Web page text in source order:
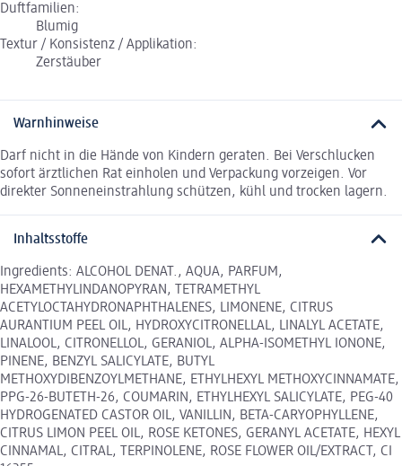
Duftfamilien:
Blumig
Textur / Konsistenz / Applikation:
Zerstäuber
Warnhinweise
Darf nicht in die Hände von Kindern geraten. Bei Verschlucken
sofort ärztlichen Rat einholen und Verpackung vorzeigen. Vor
direkter Sonneneinstrahlung schützen, kühl und trocken lagern.
Inhaltsstoffe
Ingredients: ALCOHOL DENAT., AQUA, PARFUM,
HEXAMETHYLINDANOPYRAN, TETRAMETHYL
ACETYLOCTAHYDRONAPHTHALENES, LIMONENE, CITRUS
AURANTIUM PEEL OIL, HYDROXYCITRONELLAL, LINALYL ACETATE,
LINALOOL, CITRONELLOL, GERANIOL, ALPHA-ISOMETHYL IONONE,
PINENE, BENZYL SALICYLATE, BUTYL
METHOXYDIBENZOYLMETHANE, ETHYLHEXYL METHOXYCINNAMATE,
PPG-26-BUTETH-26, COUMARIN, ETHYLHEXYL SALICYLATE, PEG-40
HYDROGENATED CASTOR OIL, VANILLIN, BETA-CARYOPHYLLENE,
CITRUS LIMON PEEL OIL, ROSE KETONES, GERANYL ACETATE, HEXYL
CINNAMAL, CITRAL, TERPINOLENE, ROSE FLOWER OIL/EXTRACT, CI